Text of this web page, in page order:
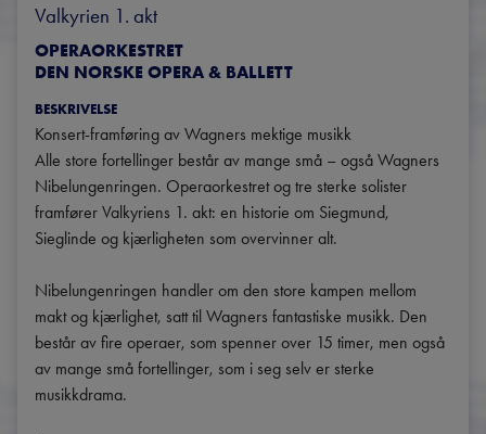
Valkyrien 1. akt
OPERAORKESTRET
DEN NORSKE OPERA & BALLETT
BESKRIVELSE
Konsert-framføring av Wagners mektige musikk
Alle store fortellinger består av mange små – også Wagners
Nibelungenringen. Operaorkestret og tre sterke solister
framfører Valkyriens 1. akt: en historie om Siegmund,
Sieglinde og kjærligheten som overvinner alt.
Nibelungenringen handler om den store kampen mellom
makt og kjærlighet, satt til Wagners fantastiske musikk. Den
består av fire operaer, som spenner over 15 timer, men også
av mange små fortellinger, som i seg selv er sterke
musikkdrama.